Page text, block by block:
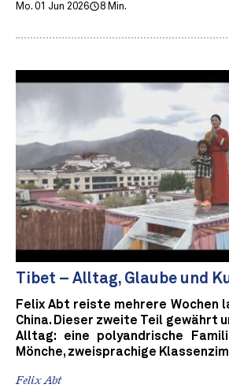
Mo. 01 Jun 2026 8 Min.
Tibet – Alltag, Glaube und
Felix Abt reiste mehrere Wochen
China. Dieser zweite Teil gewährt
Alltag: eine polyandrische
Mönche, zweisprachige
Felix Abt